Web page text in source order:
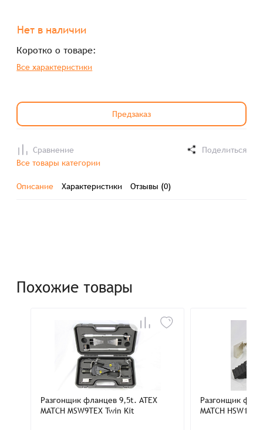
Нет в наличии
Коротко о товаре:
Все характеристики
Предзаказ
Сравнение
Поделиться
Все товары категории
Описание Характеристики Отзывы (0)
Похожие товары
Разгонщик фланцев 9,5t. ATEX
MATCH MSW9TEX Twin Kit
Разгонщик
MATCH